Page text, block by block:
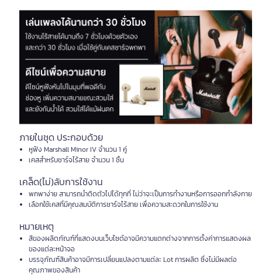
ภายในชุด ประกอบด้วย
หูฟัง Marshall Minor IV จำนวน 1 คู่
เคสสำหรับชาร์จไร้สาย จำนวน 1 ชิ้น
เคล็ด(ไม่)ลับการใช้งาน
พกพาง่าย สามารถนำติดตัวไปได้ทุกที่ ไม่ว่าจะเป็นการทำงานหรือการออกกำลังกาย
เลือกใช้เคสที่มีคุณสมบัติการชาร์จไร้สาย เพื่อความสะดวกในการใช้งาน
หมายเหตุ
สีของผลิตภัณฑ์ที่แสดงบนเว็บไซต์อาจมีความแตกต่างจากการตั้งค่าการแสดงผล
ของแต่ละหน้าจอ
บรรจุภัณฑ์สินค้าอาจมีการเปลี่ยนแปลงตามแต่ละ Lot การผลิต ซึ่งไม่มีผลต่อ
คุณภาพของสินค้า